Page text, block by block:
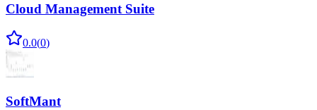
Cloud Management Suite
0.0(0)
SoftMant